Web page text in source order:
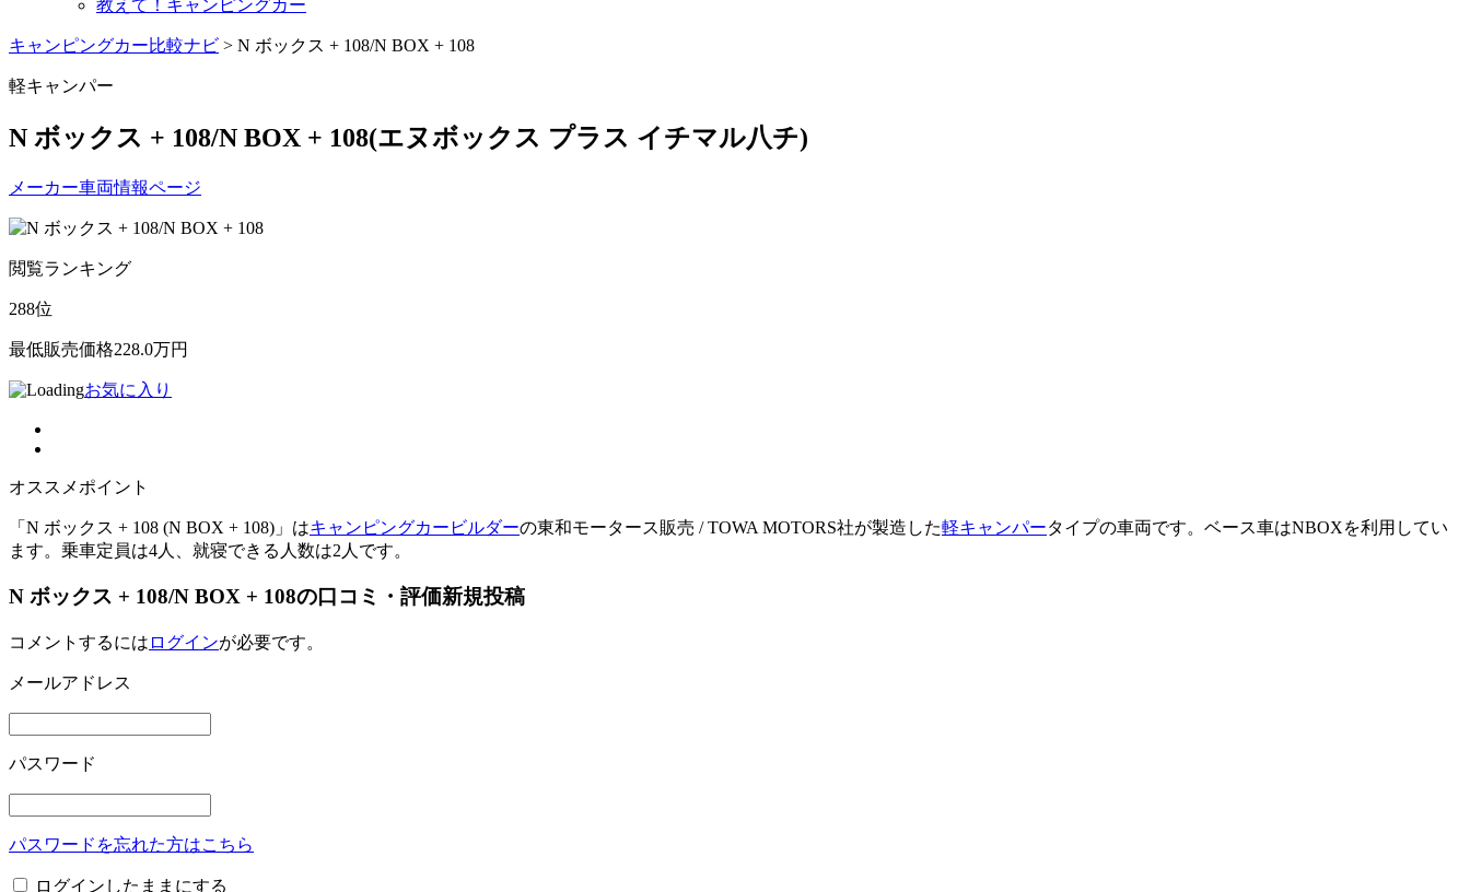
教えて！キャンピングカー
キャンピングカー比較ナビ > N ボックス + 108/N BOX + 108
軽キャンパー
N ボックス + 108/N BOX + 108(エヌボックス プラス イチマル八チ)
メーカー車両情報ページ
閲覧ランキング
288位
最低販売価格228.0万円
お気に入り
オススメポイント
「N ボックス + 108 (N BOX + 108)」はキャンピングカー ビルダーの東和モータース販売 / TOWA MOTORS社が製造した軽キャンパータイプの車両です。ベース車はNBOXを利用してい
ます。乗車定員は4人、就寝できる人数は2人です。
N ボックス + 108/N BOX + 108の口コミ・評価新規投稿
コメントするには ログインが必要です。
メールアドレス
パスワード
パスワードを忘れた方はこちら
ログインしたままにする